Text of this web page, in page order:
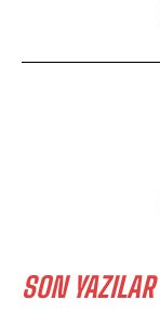
SON YAZILAR